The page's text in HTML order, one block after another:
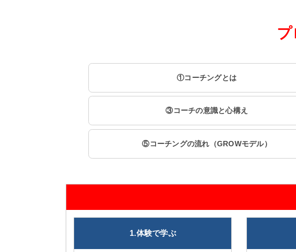
プ
①コーチングとは
③コーチの意識と心構え
⑤コーチングの流れ（GROWモデル）
1.体験で学ぶ